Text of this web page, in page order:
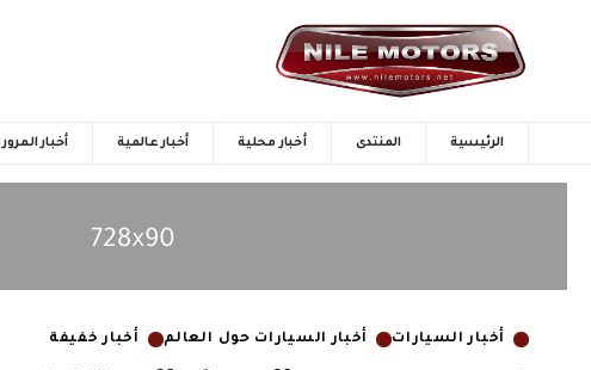
الرئيسية المنتدى أخبار محلية أخبار عالمية أخبار المرور
أخبار السيارات أخبار السيارات حول العالم أخبار خفيفة